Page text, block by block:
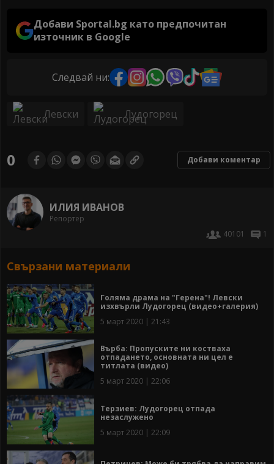
Добави Sportal.bg като предпочитан
източник в Google
Следвай ни:
Левски Лудогорец
0 Добави коментар
ИЛИЯ ИВАНОВ
Репортер
40101
1
Свързани материали
Голяма драма на "Герена"! Левски
изхвърли Лудогорец (видео+галерия)
5 март 2020 | 21:43
Върба: Пропуските ни костваха
отпадането, основната ни цел е
титлата (видео)
5 март 2020 | 22:06
Терзиев: Лудогорец отпада
незаслужено
5 март 2020 | 22:09